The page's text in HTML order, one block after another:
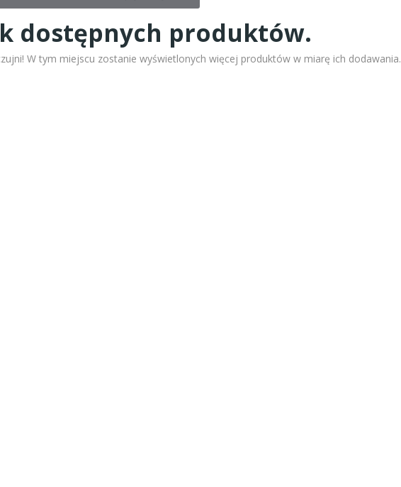
dostępnych produktów.
W tym miejscu zostanie wyświetlonych więcej produktów w miarę ich dodawania.